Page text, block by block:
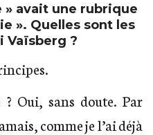
» avait une rubrique
». Quelles sont les
Vaïsberg ?
? Oui, sans doute. Par
comme je l’ai déjà